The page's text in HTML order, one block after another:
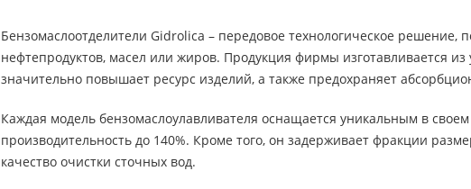
Бензомаслоотделители Gidrolica – передовое технологическое
нефтепродуктов, масел или жиров. Продукция фирмы изготавливается
значительно повышает ресурс изделий, а также предохраняет
Каждая модель бензомаслоулавливателя оснащается уникальным в
производительность до 140%. Кроме того, он задерживает фракции
качество очистки сточных вод.